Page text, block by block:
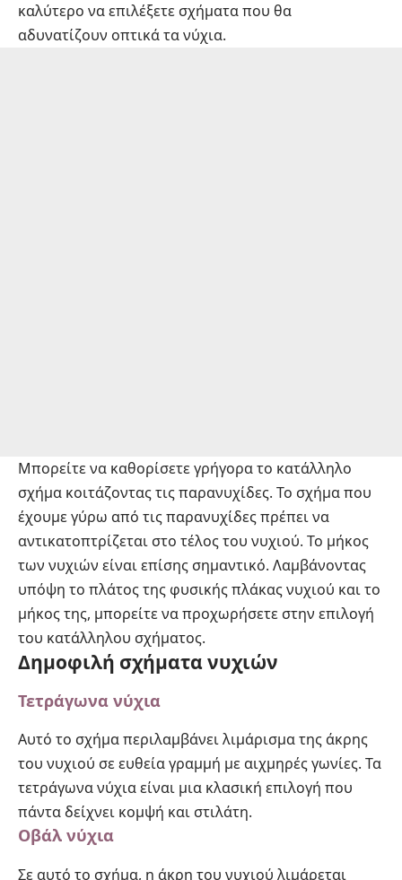
καλύτερο να επιλέξετε σχήματα που θα
αδυνατίζουν οπτικά τα νύχια.
Μπορείτε να καθορίσετε γρήγορα το κατάλληλο
σχήμα κοιτάζοντας τις παρανυχίδες. Το σχήμα που
έχουμε γύρω από τις παρανυχίδες πρέπει να
αντικατοπτρίζεται στο τέλος του νυχιού. Το μήκος
των νυχιών είναι επίσης σημαντικό. Λαμβάνοντας
υπόψη το πλάτος της φυσικής πλάκας νυχιού και το
μήκος της, μπορείτε να προχωρήσετε στην επιλογή
του κατάλληλου σχήματος.
Δημοφιλή σχήματα νυχιών
Τετράγωνα νύχια
Αυτό το σχήμα περιλαμβάνει λιμάρισμα της άκρης
του νυχιού σε ευθεία γραμμή με αιχμηρές γωνίες. Τα
τετράγωνα νύχια είναι μια κλασική επιλογή που
πάντα δείχνει κομψή και στιλάτη.
Οβάλ νύχια
Σε αυτό το σχήμα, η άκρη του νυχιού λιμάρεται